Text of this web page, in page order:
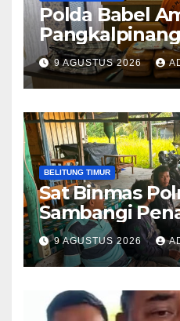
Polda Babel
12,8 Kilogram
9 AGUSTUS 2026
BELITUNG TIMUR
Sat Binmas
Sambangi
Sampaikan
Kamtibmas
9 AGUSTUS 2026